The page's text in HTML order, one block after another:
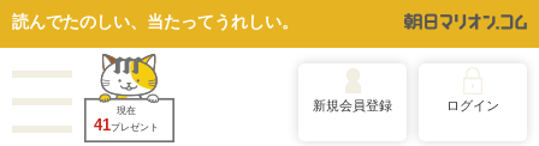
読んでたのしい、当たってうれしい。
現在
41プレゼント
新規会員登録 ログイン